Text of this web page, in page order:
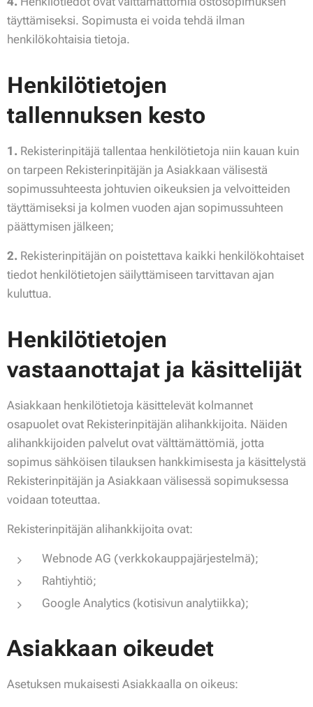
täyttämiseksi. Sopimusta ei voida tehdä ilman
henkilökohtaisia tietoja.
Henkilötietojen
tallennuksen kesto
1. Rekisterinpitäjä tallentaa henkilötietoja niin kauan kuin
on tarpeen Rekisterinpitäjän ja Asiakkaan välisestä
sopimussuhteesta johtuvien oikeuksien ja velvoitteiden
täyttämiseksi ja kolmen vuoden ajan sopimussuhteen
päättymisen jälkeen;
2. Rekisterinpitäjän on poistettava kaikki henkilökohtaiset
tiedot henkilötietojen säilyttämiseen tarvittavan ajan
kuluttua.
Henkilötietojen
vastaanottajat ja käsittelijät
Asiakkaan henkilötietoja käsittelevät kolmannet
osapuolet ovat Rekisterinpitäjän alihankkijoita. Näiden
alihankkijoiden palvelut ovat välttämättömiä, jotta
sopimus sähköisen tilauksen hankkimisesta ja käsittelystä
Rekisterinpitäjän ja Asiakkaan välisessä sopimuksessa
voidaan toteuttaa.
Rekisterinpitäjän alihankkijoita ovat:
Webnode AG (verkkokauppajärjestelmä);
Rahtiyhtiö;
Google Analytics (kotisivun analytiikka);
Asiakkaan oikeudet
Asetuksen mukaisesti Asiakkaalla on oikeus: